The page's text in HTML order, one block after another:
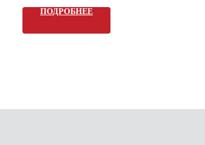
плазменной резки с ЧПУ на токе 200А.
Арт. 220761 / GP220761.
ПОДРОБНЕЕ